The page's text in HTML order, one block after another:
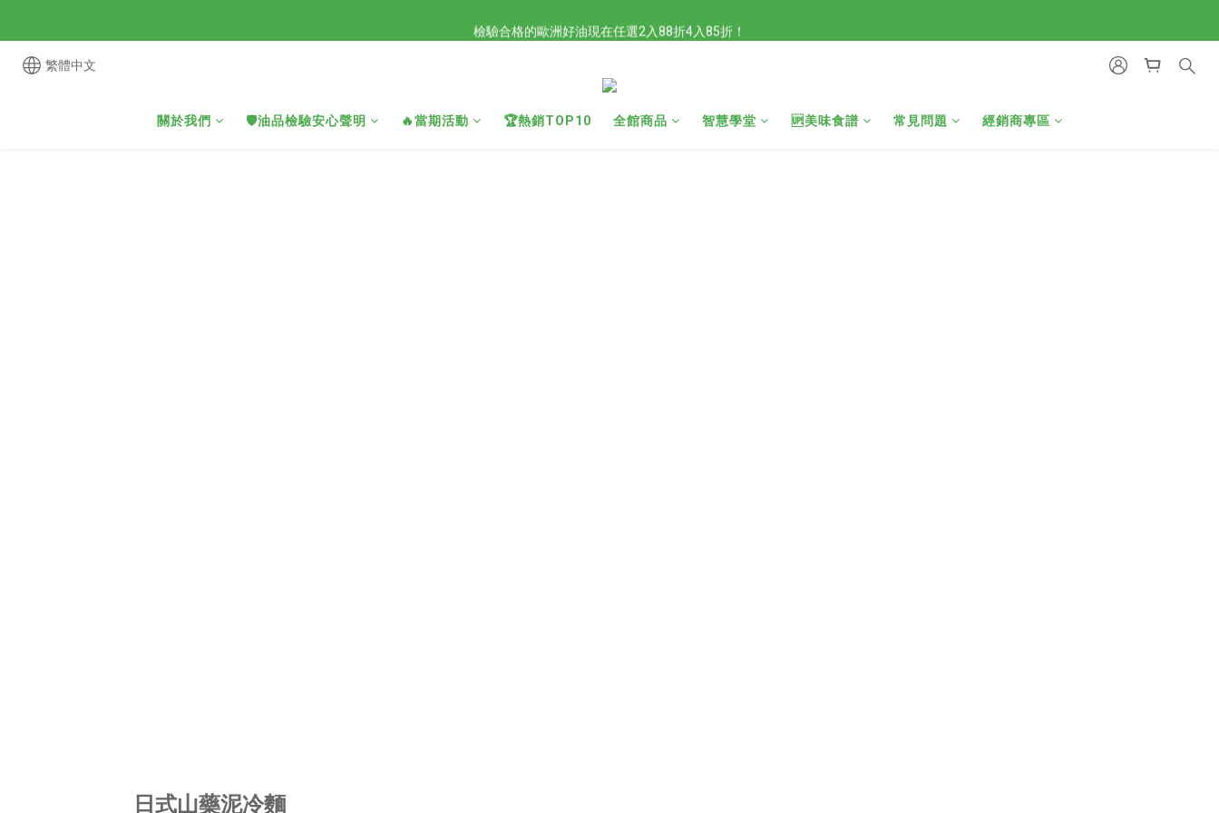
繁體中文
關於我們 🛡️油品檢驗安心聲明 🔥當期活動 🏆熱銷TOP10 全館商品 智慧學堂 🆙美味食譜 常見問題 經銷商專區
日式山藥泥冷麵